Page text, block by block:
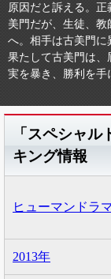
原因だと訴える。
美門だが、生徒、
へ。相手は古美門に
果たして古美門は
実を暴き、勝利を手
「スペシャ
キング情報
ヒューマンドラ
2013年